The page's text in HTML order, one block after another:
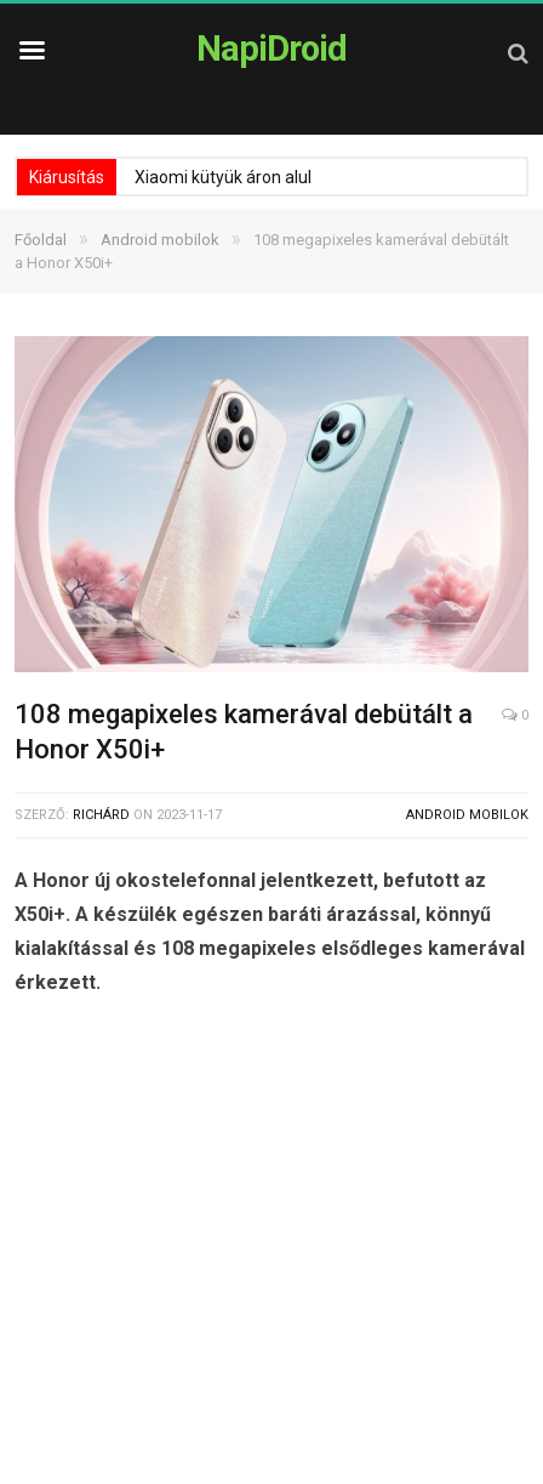
NapiDroid
Kiárusítás Xiaomi kütyük áron alul
Főoldal » Android mobilok »
108 megapixeles kamerával debütált
a Honor X50i+
108 megapixeles kamerával debütált a
Honor X50i+
0
SZERZŐ: RICHÁRD ON 2023-11-17 ANDROID MOBILOK
A Honor új okostelefonnal jelentkezett, befutott az
X50i+. A készülék egészen baráti árazással, könnyű
kialakítással és 108 megapixeles elsődleges kamerával
érkezett.